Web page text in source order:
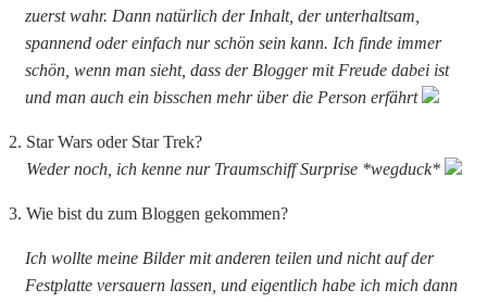
zuerst wahr. Dann natürlich der Inhalt, der unterhaltsam,
spannend oder einfach nur schön sein kann. Ich finde immer
schön, wenn man sieht, dass der Blogger mit Freude dabei ist
und man auch ein bisschen mehr über die Person erfährt
2. Star Wars oder Star Trek?
Weder noch, ich kenne nur Traumschiff Surprise *wegduck*
3. Wie bist du zum Bloggen gekommen?
Ich wollte meine Bilder mit anderen teilen und nicht auf der
Festplatte versauern lassen, und eigentlich habe ich mich dann